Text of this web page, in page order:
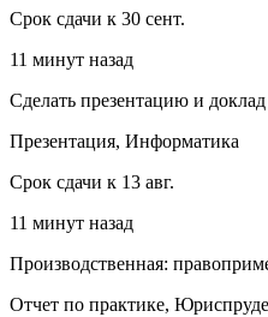
Срок сдачи к 30 сент.
11 минут назад
Сделать презентацию и
Презентация, Информатика
Срок сдачи к 13 авг.
11 минут назад
Производственная:
Отчет по практике,